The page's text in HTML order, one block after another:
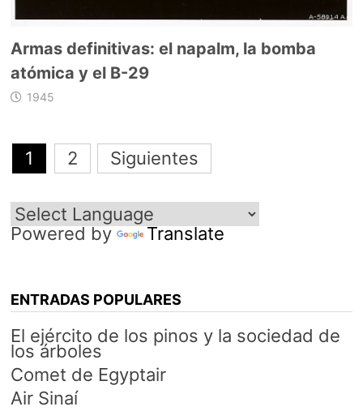
Armas definitivas: el napalm, la bomba
atómica y el B-29
1945
Navegación
de
1 2 Siguientes
Powered by Translate
ENTRADAS POPULARES
El ejército de los pinos y la sociedad de
los árboles
Comet de Egyptair
Air Sinaí